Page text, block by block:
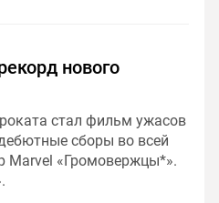
нового
стал фильм ужасов
сборы во всей
Marvel «Громовержцы*».